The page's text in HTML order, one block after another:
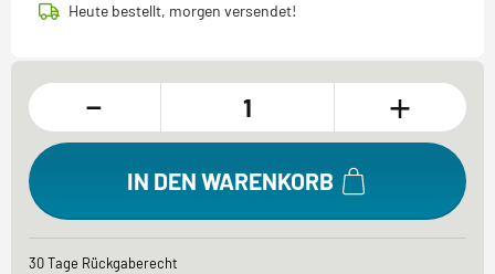
Heute bestellt, morgen versendet!
- +
IN DEN WARENKORB
30 Tage Rückgaberecht